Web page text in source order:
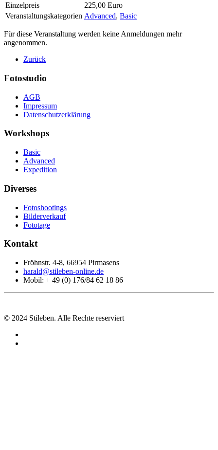
Einzelpreis
225,00 Euro
Veranstaltungskategorien Advanced, Basic
Für diese Veranstaltung werden keine Anmeldungen mehr
angenommen.
Zurück
Fotostudio
AGB
Impressum
Datenschutzerklärung
Workshops
Basic
Advanced
Expedition
Diverses
Fotoshootings
Bilderverkauf
Fototage
Kontakt
Fröhnstr. 4-8, 66954 Pirmasens
harald@stileben-online.de
Mobil: + 49 (0) 176/84 62 18 86
© 2024 Stileben. Alle Rechte reserviert